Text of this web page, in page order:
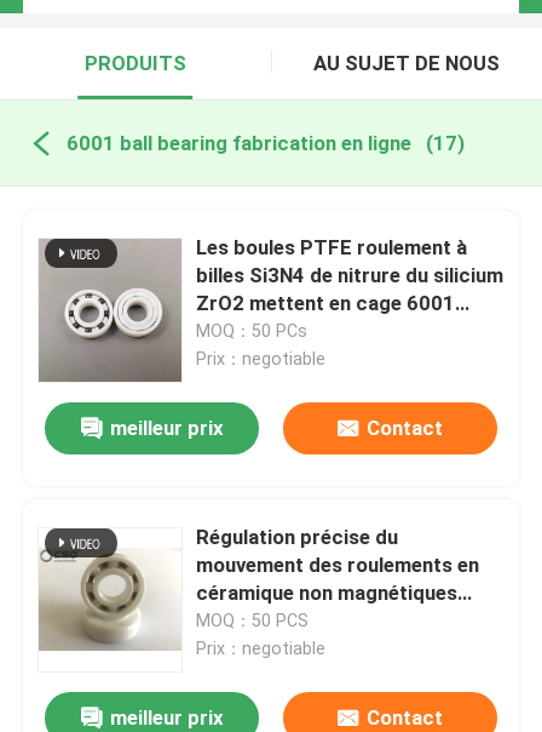
PRODUITS AU SUJET DE NOUS
6001 ball bearing fabrication en ligne (17)
Les boules PTFE roulement à
billes Si3N4 de nitrure du silicium
ZrO2 mettent en cage 6001
12mm
MOQ：50 PCs
Prix：negotiable
meilleur prix Contact
Régulation précise du
mouvement des roulements en
céramique non magnétiques
6001 pour la fabrication de
semi-conducteurs
MOQ：50 PCS
Prix：negotiable
meilleur prix Contact